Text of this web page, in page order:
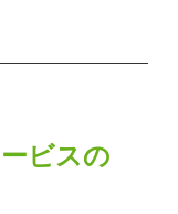
ビスの